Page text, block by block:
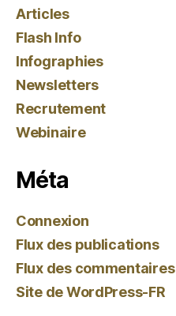
Articles
Flash Info
Infographies
Newsletters
Recrutement
Webinaire
Méta
Connexion
Flux des publications
Flux des commentaires
Site de WordPress-FR